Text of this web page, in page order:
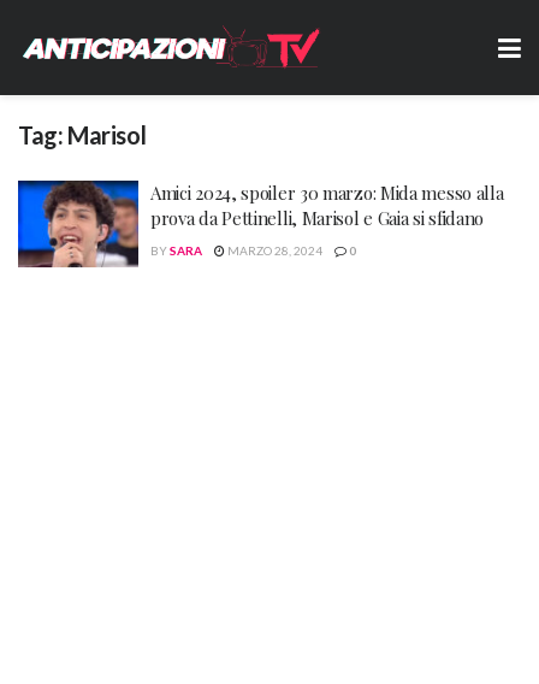
Tag: Marisol
Amici 2024, spoiler 30 marzo: Mida messo alla
prova da Pettinelli, Marisol e Gaia si sfidano
BYSARA MARZO 28, 2024 0